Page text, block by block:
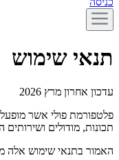
תנאי שימוש
עדכון אחרון מרץ 2026
פלטפורמת פולי אשר
תכונות, מודולים
האמור בתנאי שימוש אלה